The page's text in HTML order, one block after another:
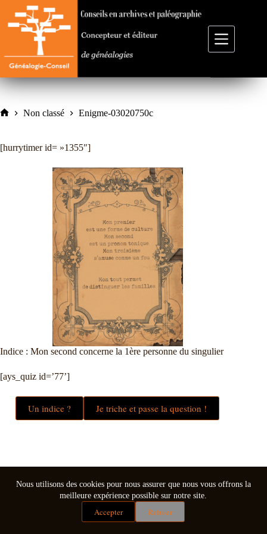
contenu
Nous utilisons des cookies pour nous assurer que nous vous offrons la
meilleure expérience possible sur notre site.
Accepter Refuser
Non classé Enigme-03020750c
[hurrytimer id= »1355″]
Indice : Mon second concerne la 1ère personne du singulier
[ays_quiz id=’77’]
Un indice ? Je triche et passe la question !
Mentions légales
Conditions générales de vente